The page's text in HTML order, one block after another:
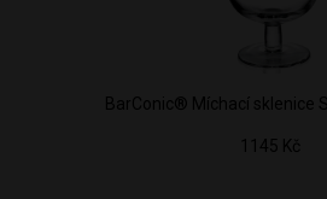
BarConic® Míchací sklenice
1145 Kč